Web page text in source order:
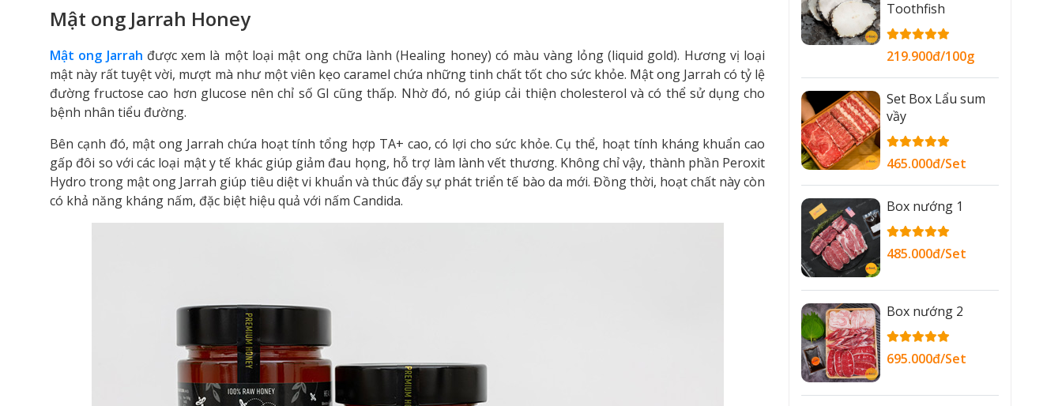
Mật ong Jarrah Honey
Mật ong Jarrah được xem là một loại mật ong chữa lành (Healing honey) có màu vàng lỏng (liquid gold). Hương vị loại
mật này rất tuyệt vời, mượt mà như một viên kẹo caramel chứa những tinh chất tốt cho sức khỏe. Mật ong Jarrah có tỷ lệ
đường fructose cao hơn glucose nên chỉ số GI cũng thấp. Nhờ đó, nó giúp cải thiện cholesterol và có thể sử dụng cho
bệnh nhân tiểu đường.
Bên cạnh đó, mật ong Jarrah chứa hoạt tính tổng hợp TA+ cao, có lợi cho sức khỏe. Cụ thể, hoạt tính kháng khuẩn cao
gấp đôi so với các loại mật y tế khác giúp giảm đau họng, hỗ trợ làm lành vết thương. Không chỉ vậy, thành phần Peroxit
Hydro trong mật ong Jarrah giúp tiêu diệt vi khuẩn và thúc đẩy sự phát triển tế bào da mới. Đồng thời, hoạt chất này còn
có khả năng kháng nấm, đặc biệt hiệu quả với nấm Candida.
Toothfish
219.900đ/100g
Set Box Lẩu sum
vầy
465.000đ/Set
Box nướng 1
485.000đ/Set
Box nướng 2
695.000đ/Set